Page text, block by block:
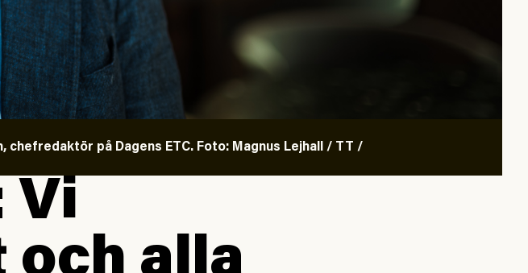
chefredaktör på Dagens ETC. Foto: Magnus Lejhall / TT /
Vi